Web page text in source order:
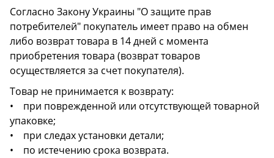
Согласно Закону Украины "О защите прав
потребителей" покупатель имеет право на обмен
либо возврат товара в 14 дней с момента
приобретения товара (возврат товаров
осуществляется за счет покупателя).
Товар не принимается к возврату:
• при поврежденной или отсутствующей товарной
упаковке;
• при следах установки детали;
• по истечению срока возврата.